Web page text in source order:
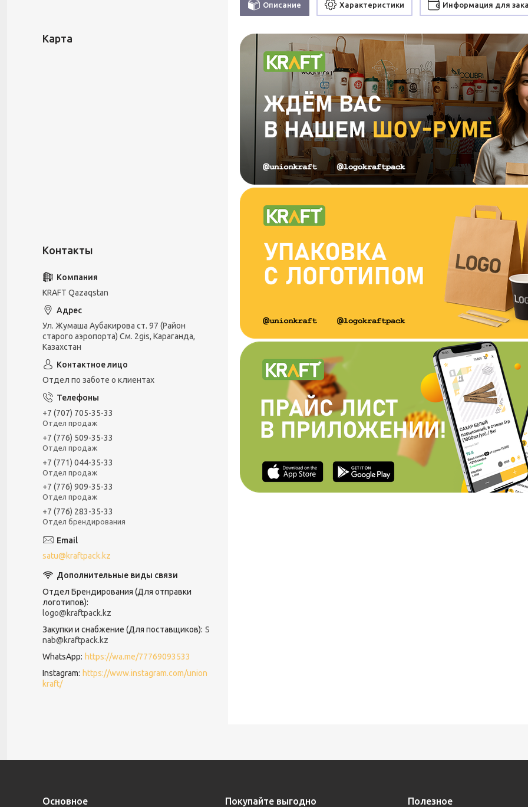
Описание Характеристики Информация для
Карта
KRAFT Qazaqstan
Ул. Жумаша Аубакирова ст. 97 (Район
старого аэропорта) См. 2gis, Караганда,
Казахстан
Отдел по заботе о клиентах
+7 (707) 705-35-33
Отдел продаж
+7 (776) 509-35-33
Отдел продаж
+7 (771) 044-35-33
Отдел продаж
+7 (776) 909-35-33
Отдел продаж
+7 (776) 283-35-33
Отдел брендирования
satu@kraftpack.kz
Отдел Брендирования (Для отправки
логотипов)
logo@kraftpack.kz
Закупки и снабжение (Для поставщиков) S
nab@kraftpack.kz
WhatsApp
https://wa.me/77769093533
Instagram
https://www.instagram.com/union
kraft/
Основное Покупайте выгодно Полезное